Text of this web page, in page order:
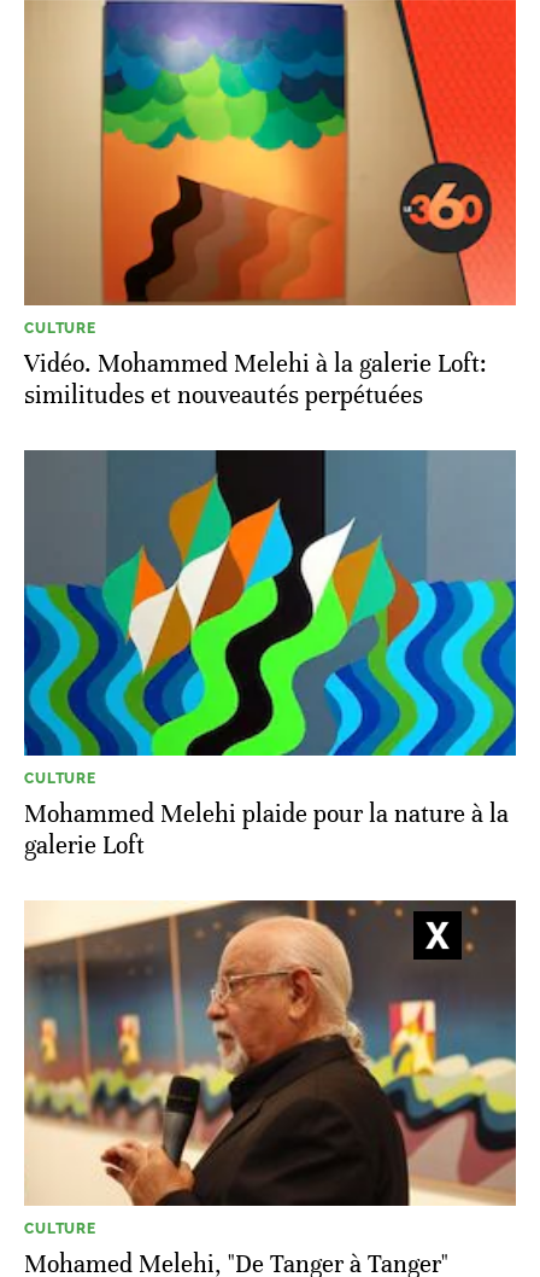
CULTURE
Vidéo. Mohammed Melehi à la galerie Loft:
similitudes et nouveautés perpétuées
CULTURE
Mohammed Melehi plaide pour la nature à la
galerie Loft
CULTURE
Mohamed Melehi, "De Tanger à Tanger"